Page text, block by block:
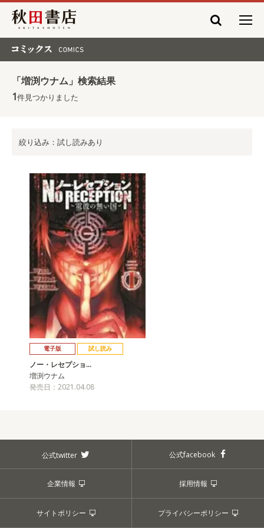
秋田書店
「増渕ウナム」検索結果
1件見つかりました
絞り込み：試し読みあり
電子版 試し読み
ノー・レセプショ…
増渕ウナム
発売日：2021.04.08
公式twitter 公式facebook
企業情報 採用情報
サイトポリシー プライバシーポリシー